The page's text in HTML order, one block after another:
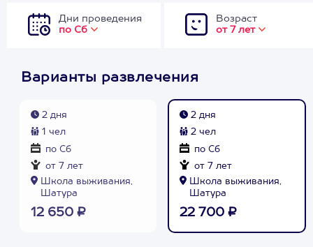
Дни проведения
по Сб
Возраст
от 7 лет
Варианты развлечения
2 дня
1 чел
по Сб
от 7 лет
Школа выживания,
Шатура
12 650 ₽
2 дня
2 чел
по Сб
от 7 лет
Школа выживания,
Шатура
22 700 ₽